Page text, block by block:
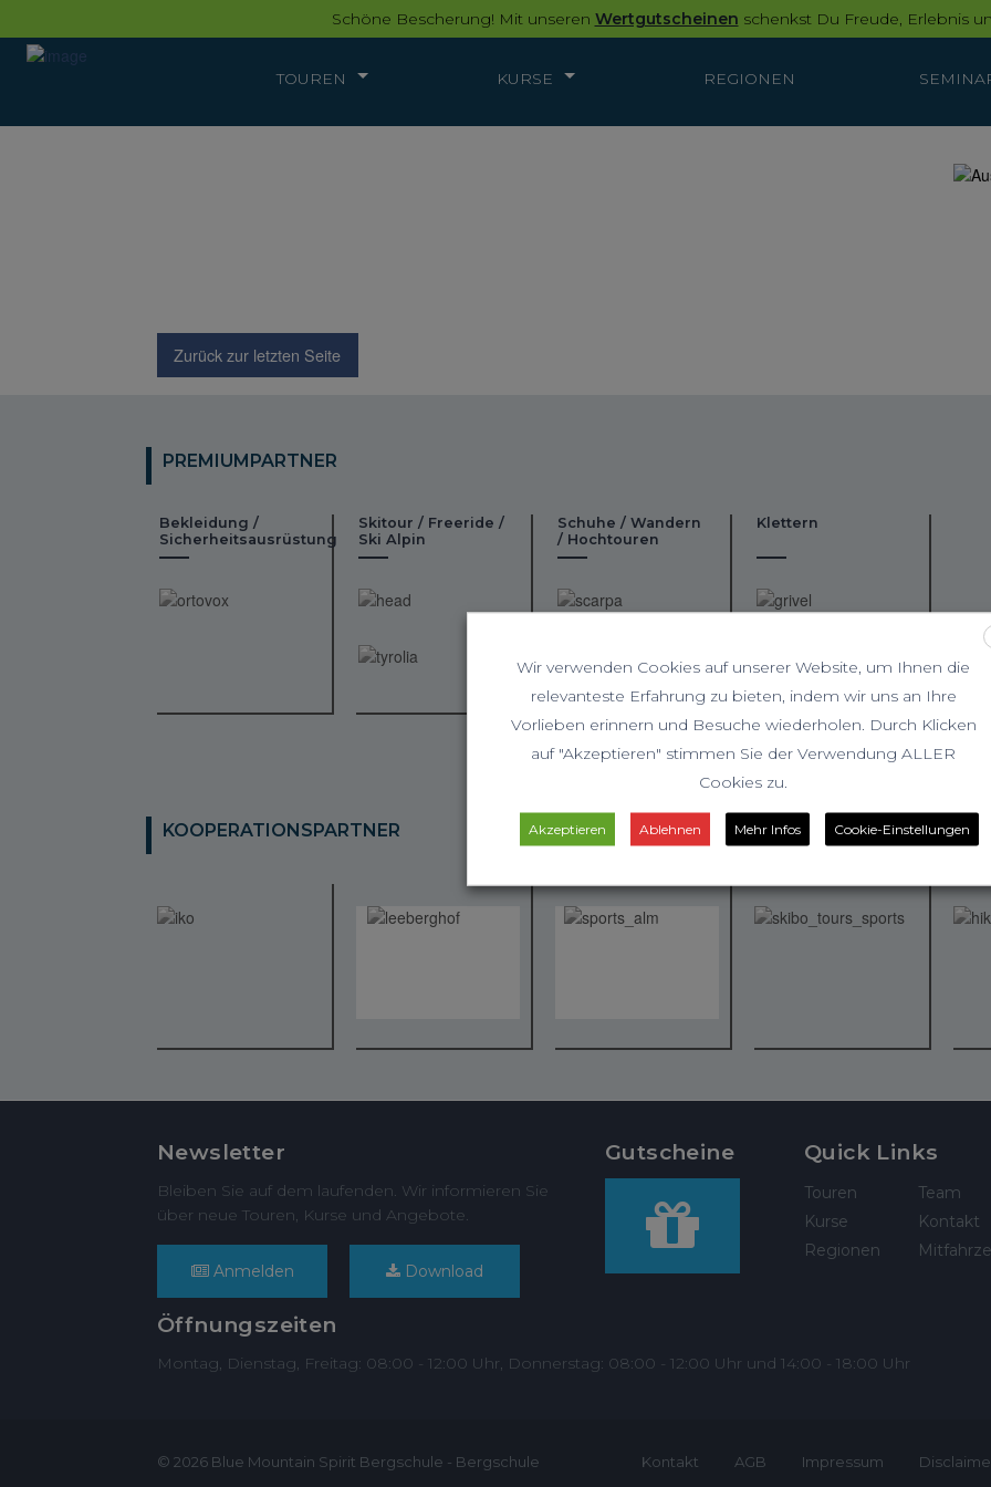
Schöne Bescherung! Mit unseren Wertgutscheinen schenkst Du Freude, Erlebnis
TOUREN KURSE REGIONEN
Zurück zur letzten Seite
PREMIUMPARTNER
Bekleidung /
Sicherheitsausrüstung
Skitour / Freeride /
Ski Alpin
Schuhe / Wandern
/ Hochtouren
Klettern
KOOPERATIONSPARTNER
Newsletter
Bleiben Sie auf dem laufenden. Wir informieren Sie
über neue Touren, Kurse und Angebote.
Anmelden Download
Gutscheine Quick Links
Touren
Kurse
Regionen
Team
Kontakt
Öffnungszeiten
Montag, Dienstag, Freitag: 08:00 - 12:00 Uhr, Donnerstag: 08:00 - 12:00 Uhr und 14:00 - 18:00 Uhr
© 2026 Blue Mountain Spirit Bergschule - Bergschule Kontakt AGB Impressum
Wir verwenden Cookies auf unserer Website, um Ihnen die
relevanteste Erfahrung zu bieten, indem wir uns an Ihre
Vorlieben erinnern und Besuche wiederholen. Durch Klicken
auf "Akzeptieren" stimmen Sie der Verwendung ALLER
Cookies zu.
Akzeptieren Ablehnen Mehr Infos Cookie-Einstellungen